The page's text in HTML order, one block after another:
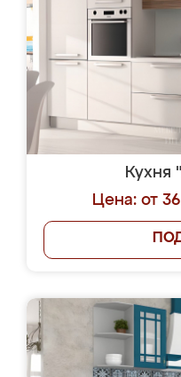
Кухня
Цена: от